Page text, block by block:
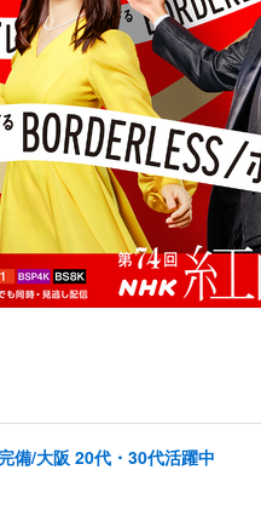
備/大阪 20代・30代活躍中